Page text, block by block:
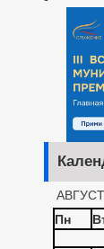
Пн